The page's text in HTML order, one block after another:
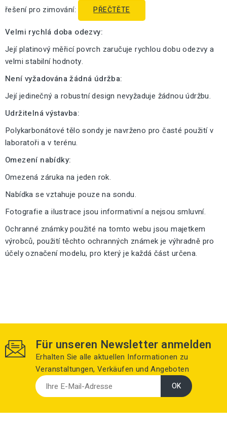
řešení pro zimování:
PŘEČTĚTE
Velmi rychlá doba odezvy:
Její platinový měřicí povrch zaručuje rychlou dobu odezvy a
velmi stabilní hodnoty.
Není vyžadována žádná údržba:
Její jedinečný a robustní design nevyžaduje žádnou údržbu.
Udržitelná výstavba:
Polykarbonátové tělo sondy je navrženo pro časté použití v
laboratoři a v terénu.
Omezení nabídky:
Omezená záruka na jeden rok.
Nabídka se vztahuje pouze na sondu.
Fotografie a ilustrace jsou informativní a nejsou smluvní.
Ochranné známky použité na tomto webu jsou majetkem
výrobců, použití těchto ochranných známek je výhradně pro
účely označení modelu, pro který je každá část určena.
Für unseren Newsletter anmelden
Erhalten Sie alle aktuellen Informationen zu
Veranstaltungen, Verkäufen und Angeboten